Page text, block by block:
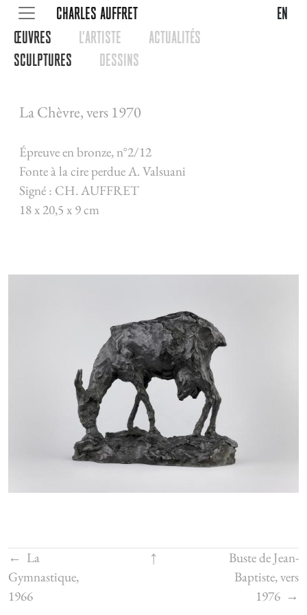
CHARLES AUFFRET
en
œUVRES
L'ARTISTE
ACTUALITéS
SCULPTURES
DESSINS
La Chèvre, vers 1970
Épreuve en bronze, n°2/12
Fonte à la cire perdue A. Valsuani
Signé : CH. AUFFRET
18 x 20,5 x 9 cm
← La
Gymnastique,
1966
↑
Buste de Jean-
Baptiste, vers
1976 →